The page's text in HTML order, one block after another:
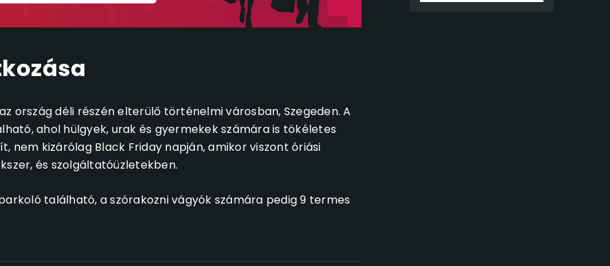
ország déli részén elterülő történelmi városban, Szegeden. A
ahol hülgyek, urak és gyermekek számára is tökéletes
nem kizárólag Black Friday napján, amikor viszont óriási
és szolgáltatóüzletekben.
található, a szórakozni vágyók számára pedig 9 termes